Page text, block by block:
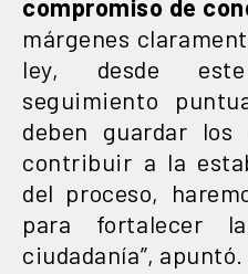
compromiso de
márgenes
ley, desde
seguimiento
deben guardar los
contribuir a la
del proceso,
para fortalecer
ciudadanía”, apuntó.